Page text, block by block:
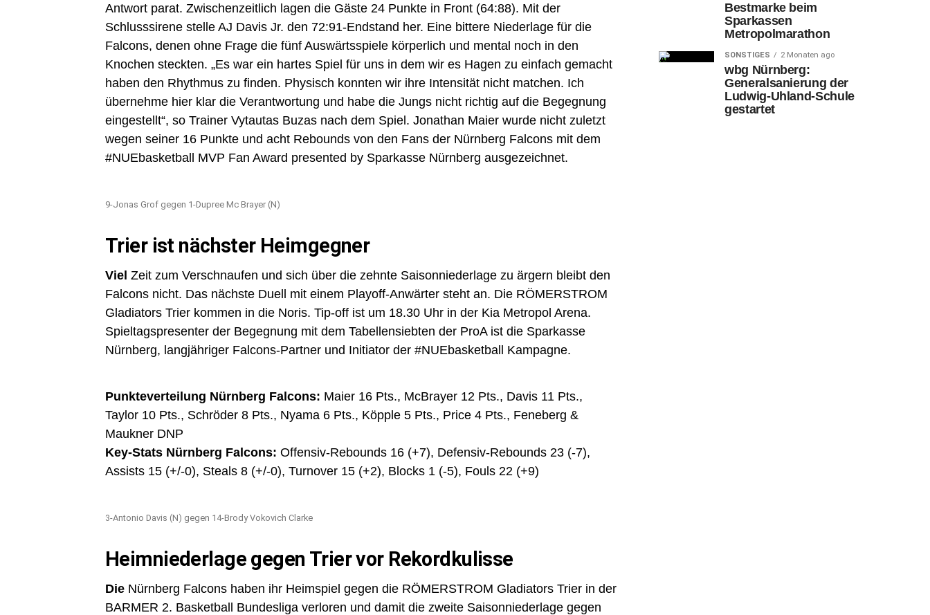
Antwort parat. Zwischenzeitlich lagen die Gäste 24 Punkte in Front (64:88). Mit der
Schlusssirene stelle AJ Davis Jr. den 72:91-Endstand her. Eine bittere Niederlage für die
Falcons, denen ohne Frage die fünf Auswärtsspiele körperlich und mental noch in den
Knochen steckten. „Es war ein hartes Spiel für uns in dem wir es Hagen zu einfach gemacht
haben den Rhythmus zu finden. Physisch konnten wir ihre Intensität nicht matchen. Ich
übernehme hier klar die Verantwortung und habe die Jungs nicht richtig auf die Begegnung
eingestellt“, so Trainer Vytautas Buzas nach dem Spiel. Jonathan Maier wurde nicht zuletzt
wegen seiner 16 Punkte und acht Rebounds von den Fans der Nürnberg Falcons mit dem
#NUEbasketball MVP Fan Award presented by Sparkasse Nürnberg ausgezeichnet.
9-Jonas Grof gegen 1-Dupree Mc Brayer (N)
Trier ist nächster Heimgegner
Viel Zeit zum Verschnaufen und sich über die zehnte Saisonniederlage zu ärgern bleibt den
Falcons nicht. Das nächste Duell mit einem Playoff-Anwärter steht an. Die RÖMERSTROM
Gladiators Trier kommen in die Noris. Tip-off ist um 18.30 Uhr in der Kia Metropol Arena.
Spieltagspresenter der Begegnung mit dem Tabellensiebten der ProA ist die Sparkasse
Nürnberg, langjähriger Falcons-Partner und Initiator der #NUEbasketball Kampagne.
Punkteverteilung Nürnberg Falcons: Maier 16 Pts., McBrayer 12 Pts., Davis 11 Pts.,
Taylor 10 Pts., Schröder 8 Pts., Nyama 6 Pts., Köpple 5 Pts., Price 4 Pts., Feneberg &
Maukner DNP
Key-Stats Nürnberg Falcons: Offensiv-Rebounds 16 (+7), Defensiv-Rebounds 23 (-7),
Assists 15 (+/-0), Steals 8 (+/-0), Turnover 15 (+2), Blocks 1 (-5), Fouls 22 (+9)
3-Antonio Davis (N) gegen 14-Brody Vokovich Clarke
Heimniederlage gegen Trier vor Rekordkulisse
Die Nürnberg Falcons haben ihr Heimspiel gegen die RÖMERSTROM Gladiators Trier in der
BARMER 2. Basketball Bundesliga verloren und damit die zweite Saisonniederlage gegen
Bestmarke beim
Sparkassen
Metropolmarathon
SONSTIGES 2 Monaten ago
wbg Nürnberg:
Generalsanierung der
Ludwig-Uhland-Schule
gestartet